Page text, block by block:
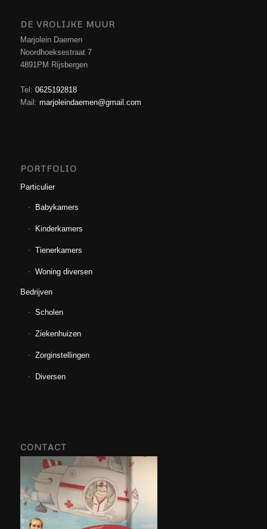
DE VROLIJKE MUUR
Marjolein Daemen
Noordhoeksestraat 7
4891PM Rijsbergen
Tel: 0625192818
Mail: marjoleindaemen@gmail.com
PORTFOLIO
Particulier
Babykamers
Kinderkamers
Tienerkamers
Woning diversen
Bedrijven
Scholen
Ziekenhuizen
Zorginstellingen
Diversen
CONTACT